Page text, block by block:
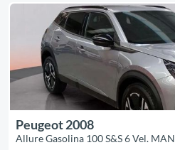
Peugeot 2008
Allure Gasolina 100 S&S 6 Vel. MAN